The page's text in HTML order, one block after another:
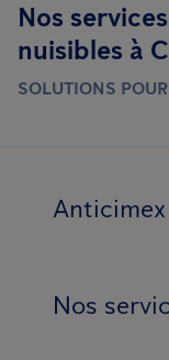
Nos
nuisibles à
SOLUTIONS
Nos